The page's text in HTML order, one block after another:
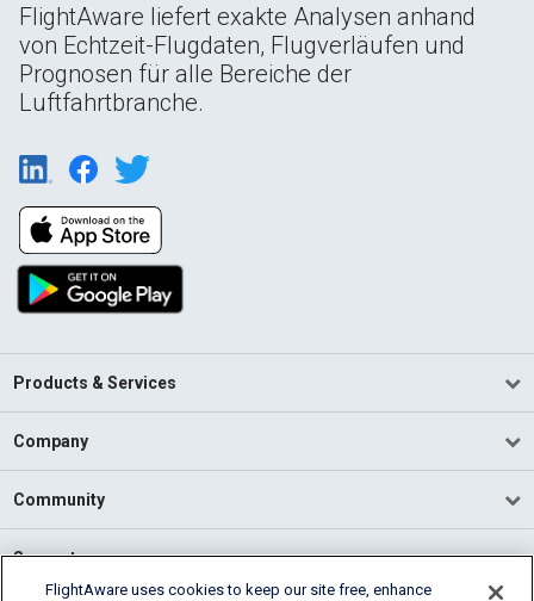
FlightAware liefert exakte Analysen anhand
von Echtzeit-Flugdaten, Flugverläufen und
Prognosen für alle Bereiche der
Luftfahrtbranche.
Products & Services
Company
Community
Support
FlightAware uses cookies to keep our site free, enhance